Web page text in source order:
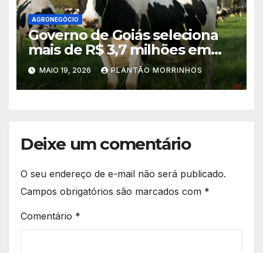
AGRONEGÓCIO
Governo de Goiás seleciona
mais de R$ 3,7 milhões em
propostas no PAA Leite 2026
MAIO 19, 2026 PLANTÃO MORRINHOS
Deixe um comentário
O seu endereço de e-mail não será publicado.
Campos obrigatórios são marcados com *
Comentário *